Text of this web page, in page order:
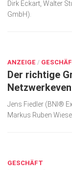
Dirk Eckart, Walter
GmbH).
ANZEIGE /
Der richtige
Jens Fiedler (BNI®
Markus Ruben
GESCHÄFT